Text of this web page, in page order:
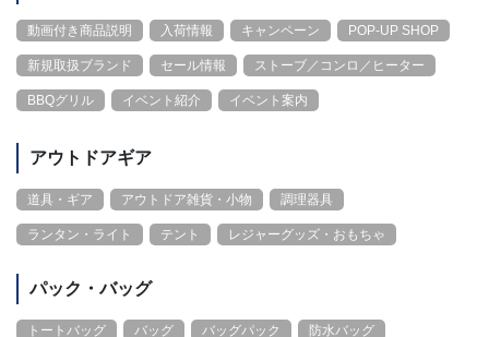
動画付き商品説明 入荷情報 キャンペーン POP-UP SHOP
新規取扱ブランド セール情報 ストーブ／コンロ／ヒーター
BBQグリル イベント紹介 イベント案内
アウトドアギア
道具・ギア アウトドア雑貨・小物 調理器具
ランタン・ライト テント レジャーグッズ・おもちゃ
パック・バッグ
トートバッグ バッグ バッグパック 防水バッグ